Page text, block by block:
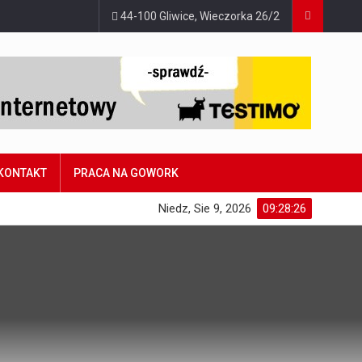
44-100 Gliwice, Wieczorka 26/2
PRACA NA GOWORK
09:28:27
Niedz, Sie 9, 2026